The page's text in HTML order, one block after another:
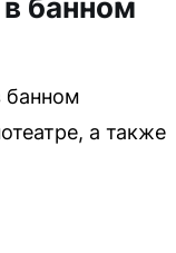
банном
банном
а также